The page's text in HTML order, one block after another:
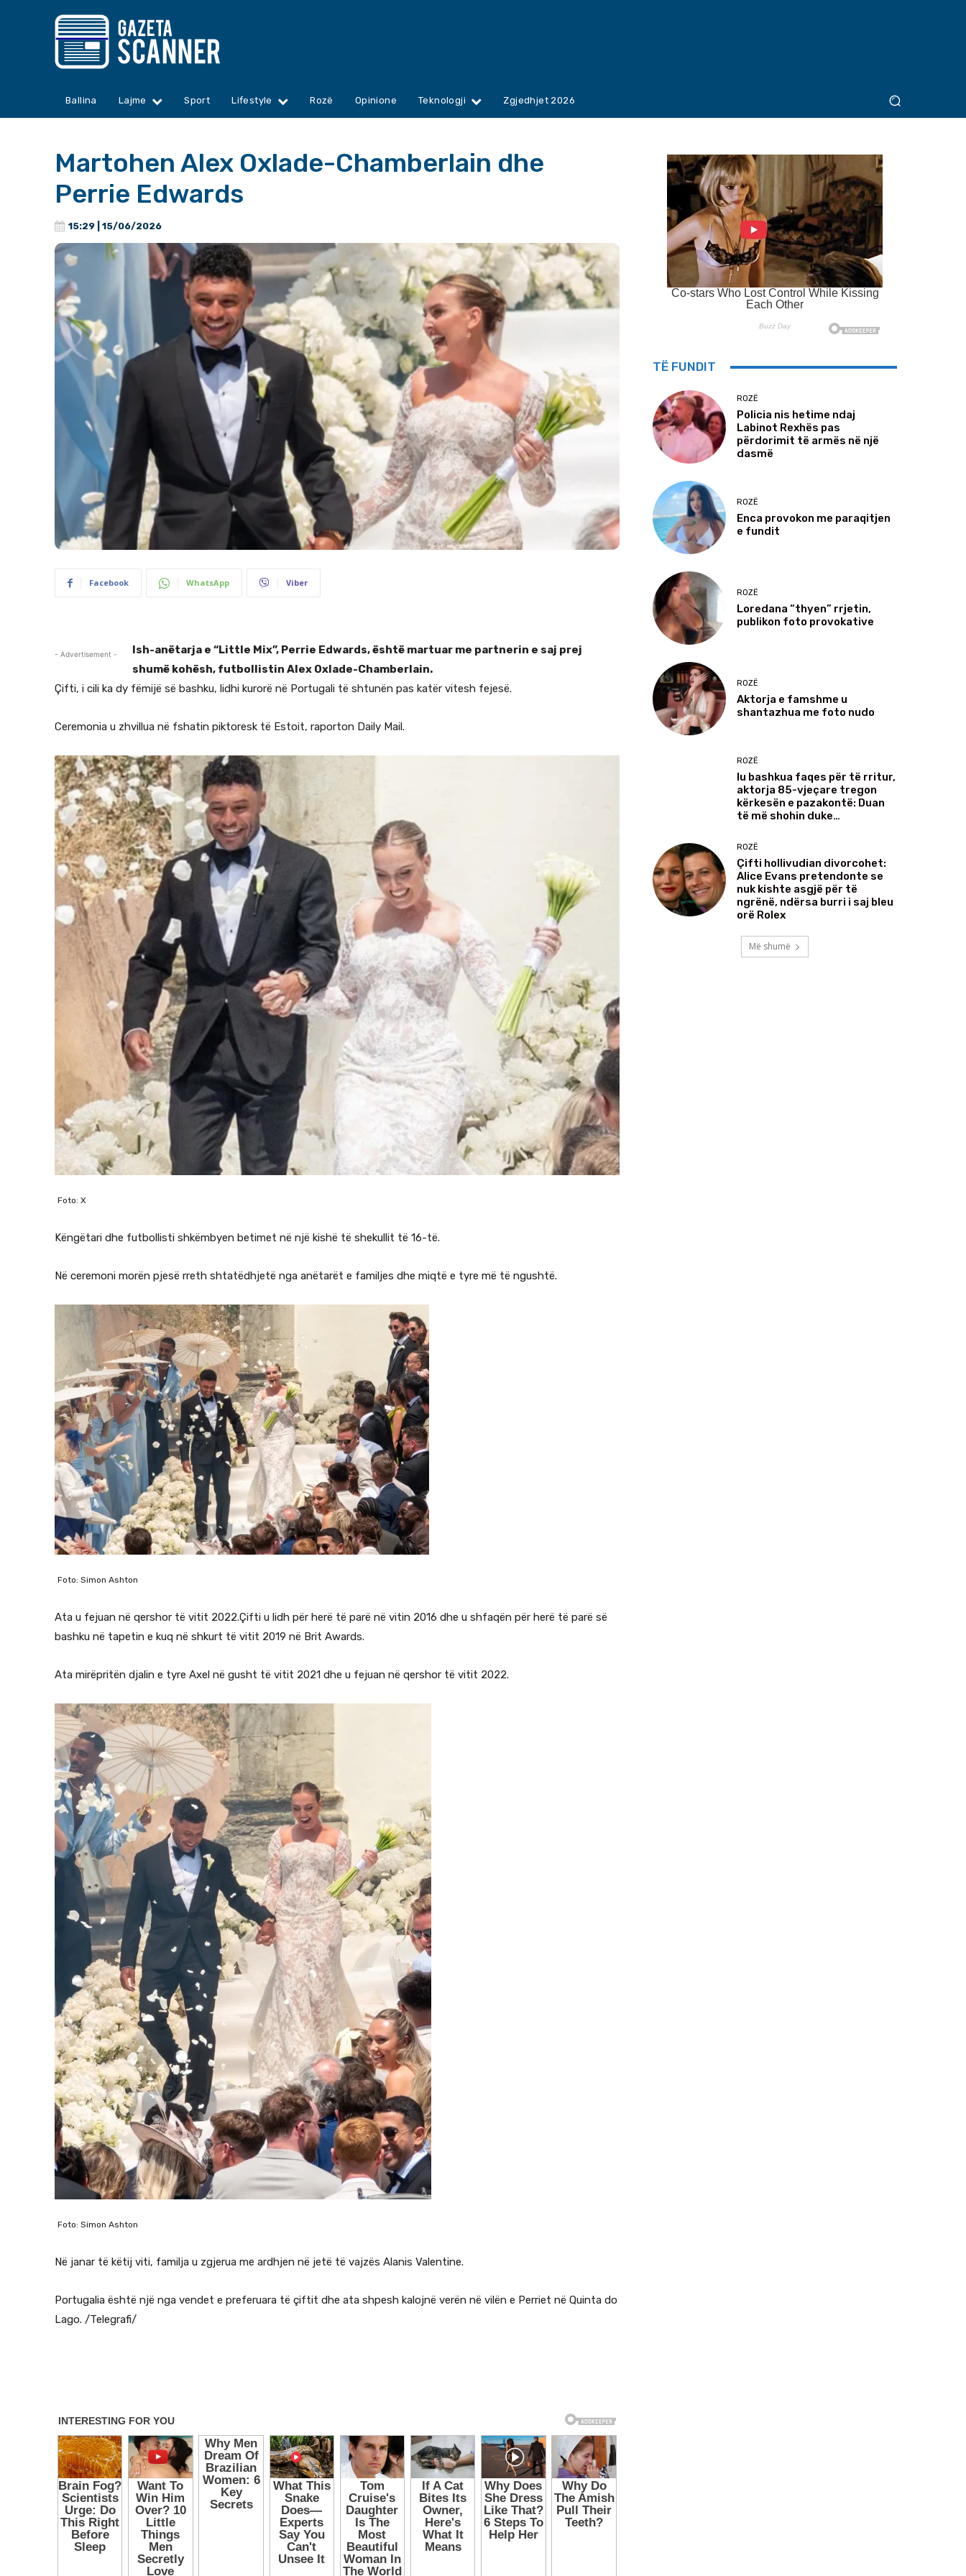
Ballina Lajme Sport Lifestyle Rozë Opinione Teknologji Zgjedhjet 2026
Martohen Alex Oxlade-Chamberlain dhe
Perrie Edwards
15:29 | 15/06/2026
Facebook WhatsApp Viber
- Advertisement -
Ish-anëtarja e “Little Mix”, Perrie Edwards, është martuar me partnerin e saj prej
shumë kohësh, futbollistin Alex Oxlade-Chamberlain.
Çifti, i cili ka dy fëmijë së bashku, lidhi kurorë në Portugali të shtunën pas katër vitesh fejesë.
Ceremonia u zhvillua në fshatin piktoresk të Estoit, raporton Daily Mail.
Foto: X
Këngëtari dhe futbollisti shkëmbyen betimet në një kishë të shekullit të 16-të.
Në ceremoni morën pjesë rreth shtatëdhjetë nga anëtarët e familjes dhe miqtë e tyre më të ngushtë.
Foto: Simon Ashton
Ata u fejuan në qershor të vitit 2022.Çifti u lidh për herë të parë në vitin 2016 dhe u shfaqën për herë të parë së
bashku në tapetin e kuq në shkurt të vitit 2019 në Brit Awards.
Ata mirëpritën djalin e tyre Axel në gusht të vitit 2021 dhe u fejuan në qershor të vitit 2022.
Foto: Simon Ashton
Në janar të këtij viti, familja u zgjerua me ardhjen në jetë të vajzës Alanis Valentine.
Portugalia është një nga vendet e preferuara të çiftit dhe ata shpesh kalojnë verën në vilën e Perriet në Quinta do
Lago. /Telegrafi/
TË FUNDIT
ROZË
Policia nis hetime ndaj
Labinot Rexhës pas
përdorimit të armës në një
dasmë
ROZË
Enca provokon me paraqitjen
e fundit
ROZË
Loredana “thyen” rrjetin,
publikon foto provokative
ROZË
Aktorja e famshme u
shantazhua me foto nudo
ROZË
Iu bashkua faqes për të rritur,
aktorja 85-vjeçare tregon
kërkesën e pazakontë: Duan
të më shohin duke…
ROZË
Çifti hollivudian divorcohet:
Alice Evans pretendonte se
nuk kishte asgjë për të
ngrënë, ndërsa burri i saj bleu
orë Rolex
Më shumë